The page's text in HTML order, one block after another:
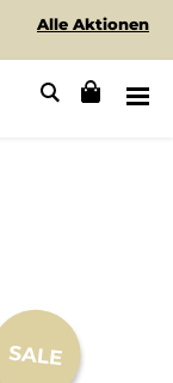
Alle Aktionen